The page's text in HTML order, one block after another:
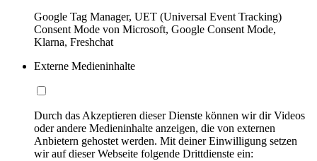
Google Tag Manager, UET (Universal Event Tracking)
Consent Mode von Microsoft, Google Consent Mode,
Klarna, Freshchat
Externe Medieninhalte
Durch das Akzeptieren dieser Dienste können wir dir Videos
oder andere Medieninhalte anzeigen, die von externen
Anbietern gehostet werden. Mit deiner Einwilligung setzen
wir auf dieser Webseite folgende Drittdienste ein: